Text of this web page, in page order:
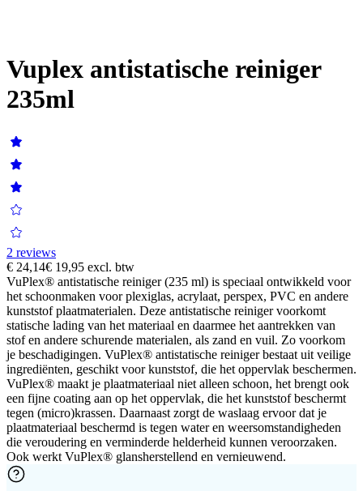
Vuplex antistatische reiniger
235ml
2 reviews
€ 24,14€ 19,95 excl. btw
VuPlex® antistatische reiniger (235 ml) is speciaal ontwikkeld voor
het schoonmaken voor plexiglas, acrylaat, perspex, PVC en andere
kunststof plaatmaterialen. Deze antistatische reiniger voorkomt
statische lading van het materiaal en daarmee het aantrekken van
stof en andere schurende materialen, als zand en vuil. Zo voorkom
je beschadigingen. VuPlex® antistatische reiniger bestaat uit veilige
ingrediënten, geschikt voor kunststof, die het oppervlak beschermen.
VuPlex® maakt je plaatmateriaal niet alleen schoon, het brengt ook
een fijne coating aan op het oppervlak, die het kunststof beschermt
tegen (micro)krassen. Daarnaast zorgt de waslaag ervoor dat je
plaatmateriaal beschermd is tegen water en weersomstandigheden
die veroudering en verminderde helderheid kunnen veroorzaken.
Ook werkt VuPlex® glansherstellend en vernieuwend.